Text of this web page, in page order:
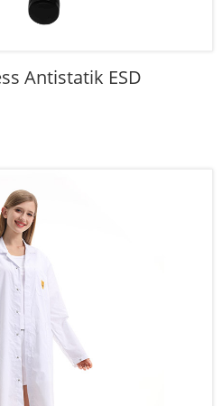
Antistatik ESD